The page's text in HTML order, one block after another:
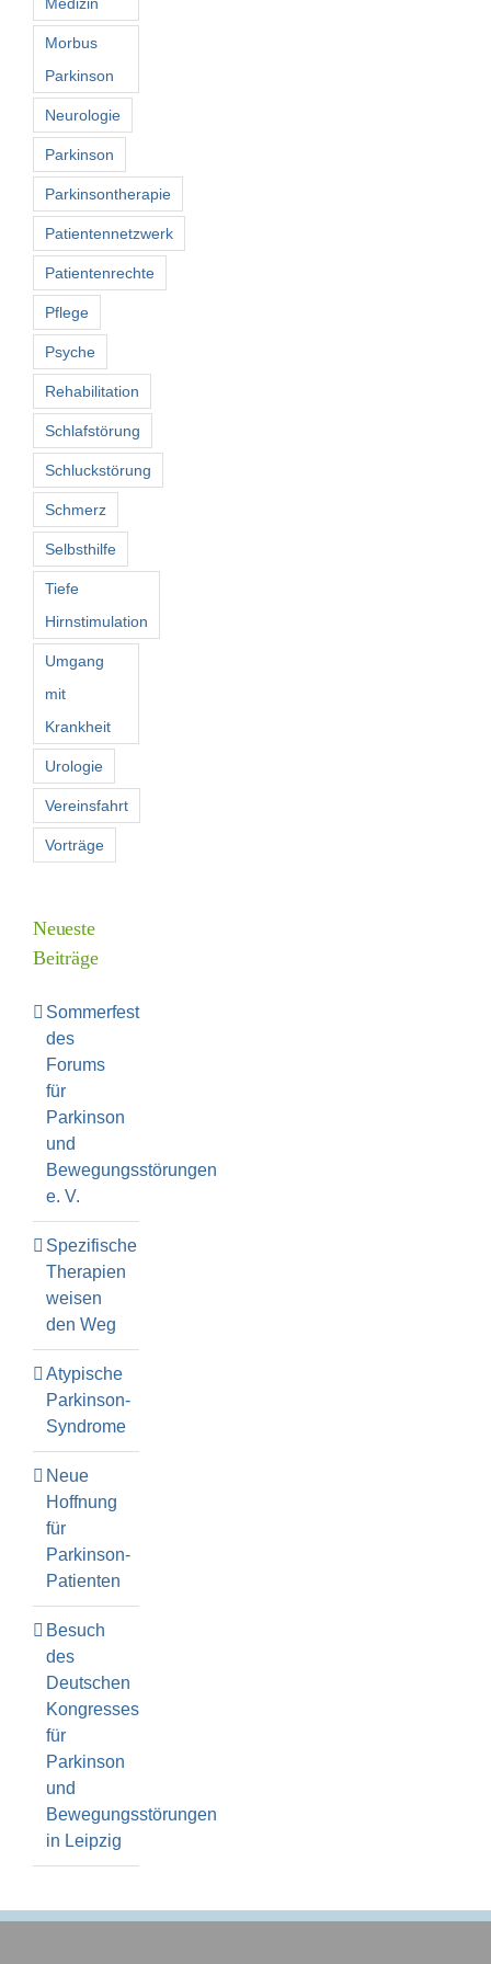
Morbus
Parkinson
Neurologie
Parkinson
Parkinsontherapie
Patientennetzwerk
Patientenrechte
Pflege
Psyche
Rehabilitation
Schlafstörung
Schluckstörung
Schmerz
Selbsthilfe
Tiefe
Hirnstimulation
Umgang
mit
Krankheit
Urologie
Vereinsfahrt
Vorträge
Neueste
Beiträge
Sommerfest
des
Forums
für
Parkinson
und
Bewegungsstörungen
e. V.
Spezifische
Therapien
weisen
den Weg
Atypische
Parkinson-
Syndrome
Neue
Hoffnung
für
Parkinson-
Patienten
Besuch
des
Deutschen
Kongresses
für
Parkinson
und
Bewegungsstörungen
in Leipzig